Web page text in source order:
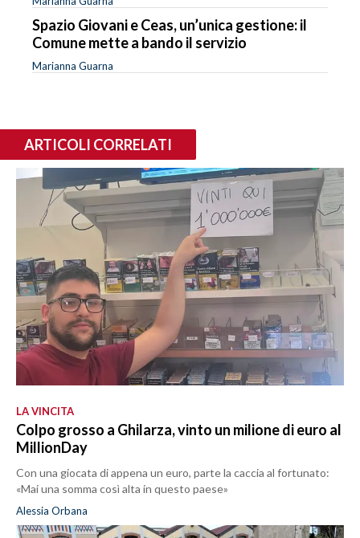
Spazio Giovani e Ceas, un’unica gestione: il
Comune mette a bando il servizio
Marianna Guarna
ARTICOLI CORRELATI
LA VINCITA
Colpo grosso a Ghilarza, vinto un milione di euro al
MillionDay
Con una giocata di appena un euro, parte la caccia al fortunato:
«Mai una somma così alta in questo paese»
Alessia Orbana